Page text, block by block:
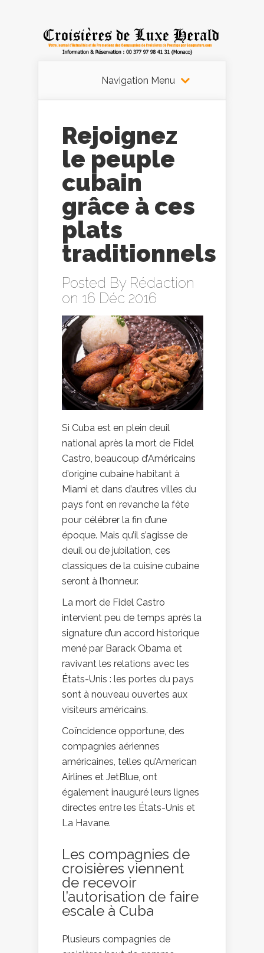
Navigation Menu
Rejoignez
le peuple
cubain
grâce à ces
plats
traditionnels
Posted By Rédaction
on 16 Déc 2016
Si Cuba est en plein deuil
national après la mort de Fidel
Castro, beaucoup d’Américains
d’origine cubaine habitant à
Miami et dans d’autres villes du
pays font en revanche la fête
pour célébrer la fin d’une
époque. Mais qu’il s’agisse de
deuil ou de jubilation, ces
classiques de la cuisine cubaine
seront à l’honneur.
La mort de Fidel Castro
intervient peu de temps après la
signature d’un accord historique
mené par Barack Obama et
ravivant les relations avec les
États-Unis : les portes du pays
sont à nouveau ouvertes aux
visiteurs américains.
Coïncidence opportune, des
compagnies aériennes
américaines, telles qu’American
Airlines et JetBlue, ont
également inauguré leurs lignes
directes entre les États-Unis et
La Havane.
Les compagnies de
croisières viennent
de recevoir
l’autorisation de faire
escale à Cuba
Plusieurs compagnies de